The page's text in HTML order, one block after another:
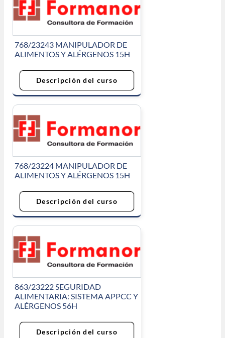
768/23243 MANIPULADOR DE
ALIMENTOS Y ALÉRGENOS 15H
Descripción del curso
768/23224 MANIPULADOR DE
ALIMENTOS Y ALÉRGENOS 15H
Descripción del curso
863/23222 SEGURIDAD
ALIMENTARIA: SISTEMA APPCC Y
ALÉRGENOS 56H
Descripción del curso